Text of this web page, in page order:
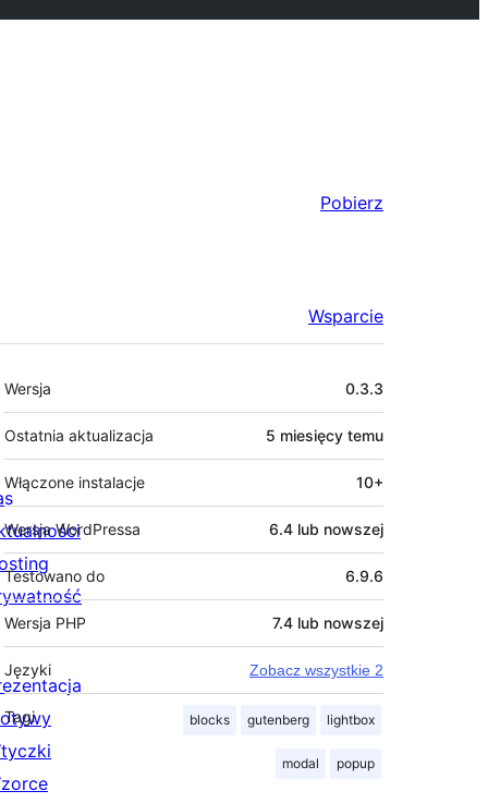
Pobierz
Wsparcie
Meta
Wersja 0.3.3
Ostatnia aktualizacja 5 miesięcy temu
Włączone instalacje 10+
Wersja WordPressa 6.4 lub nowszej
Testowano do 6.9.6
Wersja PHP 7.4 lub nowszej
Języki Zobacz wszystkie 2
Tagi blocks gutenberg lightbox
modal popup